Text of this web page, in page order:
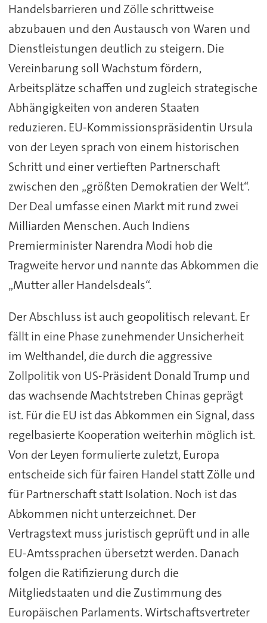
Handelsbarrieren und Zölle schrittweise
abzubauen und den Austausch von Waren und
Dienstleistungen deutlich zu steigern. Die
Vereinbarung soll Wachstum fördern,
Arbeitsplätze schaffen und zugleich strategische
Abhängigkeiten von anderen Staaten
reduzieren. EU-Kommissionspräsidentin Ursula
von der Leyen sprach von einem historischen
Schritt und einer vertieften Partnerschaft
zwischen den „größten Demokratien der Welt“.
Der Deal umfasse einen Markt mit rund zwei
Milliarden Menschen. Auch Indiens
Premierminister Narendra Modi hob die
Tragweite hervor und nannte das Abkommen die
„Mutter aller Handelsdeals“.
Der Abschluss ist auch geopolitisch relevant. Er
fällt in eine Phase zunehmender Unsicherheit
im Welthandel, die durch die aggressive
Zollpolitik von US-Präsident Donald Trump und
das wachsende Machtstreben Chinas geprägt
ist. Für die EU ist das Abkommen ein Signal, dass
regelbasierte Kooperation weiterhin möglich ist.
Von der Leyen formulierte zuletzt, Europa
entscheide sich für fairen Handel statt Zölle und
für Partnerschaft statt Isolation. Noch ist das
Abkommen nicht unterzeichnet. Der
Vertragstext muss juristisch geprüft und in alle
EU-Amtssprachen übersetzt werden. Danach
folgen die Ratifizierung durch die
Mitgliedstaaten und die Zustimmung des
Europäischen Parlaments. Wirtschaftsvertreter